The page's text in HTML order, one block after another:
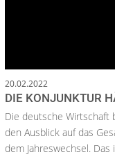
20.02.2022
DIE KONJUNKTUR
Die deutsche Wirtschaft
den Ausblick auf das
dem Jahreswechsel. Das